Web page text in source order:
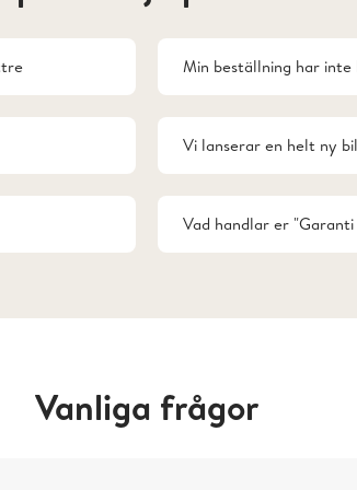
Min beställning har inte
Vi lanserar en helt ny
Vad handlar er
Vanliga frågor